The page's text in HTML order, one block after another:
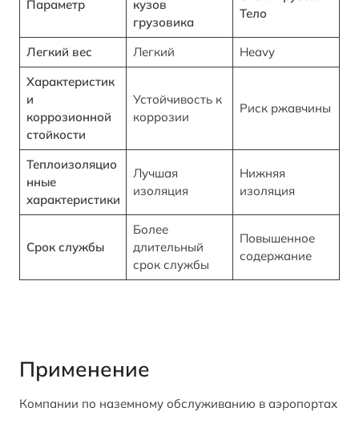
Параметр
кузов
грузовика
Тело
Легкий вес Легкий
Heavy
Характеристик
и
коррозионной
стойкости
Устойчивость к
коррозии
Риск ржавчины
Теплоизоляцио
нные
характеристики
Лучшая
изоляция
Нижняя
изоляция
Срок службы
Более
длительный
срок службы
Повышенное
содержание
Применение
Компании по наземному обслуживанию в аэропортах